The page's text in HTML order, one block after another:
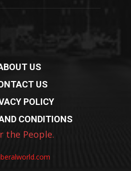
US
US
POLICY
CONDITIONS
the People.